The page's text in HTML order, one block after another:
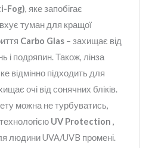
Fog), яке запобігає
туман для кращої
Carbo Glas– захищає від
і подряпин. Також, лінза
відмінно підходить для
очі від сонячних бліків.
можна не турбуватись,
UV Protection ,
людини UVA/UVB промені.